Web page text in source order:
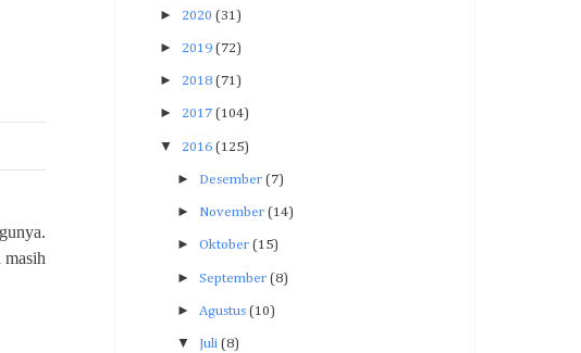
► 2020 (31)
► 2019 (72)
► 2018 (71)
► 2017 (104)
▼ 2016 (125)
► Desember (7)
► November (14)
► Oktober (15)
► September (8)
► Agustus (10)
▼ Juli (8)